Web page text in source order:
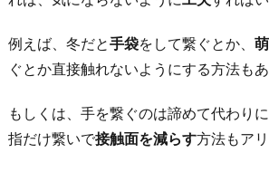
繋
ご
と
言
例えば、冬だと手袋をして繋ぐとか、
ぐとか直接触れないようにする方法もあ
もしくは、手を繋ぐのは諦めて代わり
指だけ繋いで接触面を減らす方法もアリ